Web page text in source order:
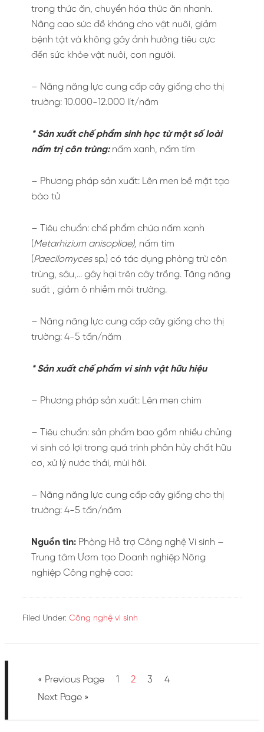
trong thức ăn, chuyển hóa thức ăn nhanh.
Nâng cao sức đề kháng cho vật nuôi, giảm
bệnh tật và không gây ảnh hưởng tiêu cực
đến sức khỏe vật nuôi, con người.
– Năng năng lực cung cấp cây giống cho thị
trường: 10.000-12.000 lít/năm
* Sản xuất chế phẩm sinh học từ một số loài
nấm trị côn trùng:nấm xanh, nấm tím
– Phương pháp sản xuất: Lên men bề mặt tạo
bào tử
– Tiêu chuẩn: chế phẩm chứa nấm xanh
(Metarhizium anisopliae), nấm tím
(Paecilomycessp.) có tác dụng phòng trừ côn
trùng, sâu,… gây hại trên cây trồng. Tăng năng
suất , giảm ô nhiễm môi trường.
– Năng năng lực cung cấp cây giống cho thị
trường: 4-5 tấn/năm
* Sản xuất chế phẩm vi sinh vật hữu hiệu
– Phương pháp sản xuất: Lên men chìm
– Tiêu chuẩn: sản phẩm bao gồm nhiều chủng
vi sinh có lợi trong quá trình phân hủy chất hữu
cơ, xử lý nước thải, mùi hôi.
– Năng năng lực cung cấp cây giống cho thị
trường: 4-5 tấn/năm
Nguồn tin: Phòng Hỗ trợ Công nghệ Vi sinh –
Trung tâm Ươm tạo Doanh nghiệp Nông
nghiệp Công nghệ cao:
Filed Under: Công nghệ vi sinh
« Previous Page 1 2 3
4
Next Page »